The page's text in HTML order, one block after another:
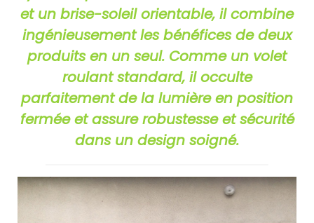
et un brise-soleil orientable, il combine
ingénieusement les bénéfices de deux
produits en un seul. Comme un volet
roulant standard, il occulte
parfaitement de la lumière en position
fermée et assure robustesse et sécurité
dans un design soigné.